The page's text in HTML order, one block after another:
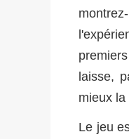
laisse,
mieux la
Le jeu